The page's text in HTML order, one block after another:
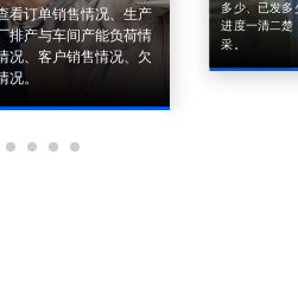
看订单销售情况、生产
排产与车间产能负荷情
况、客户销售情况、欠
况。
多少、已发多
进度一清二楚
采。